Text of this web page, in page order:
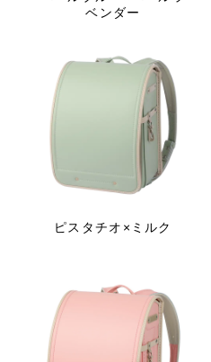
ベンダー
ピスタチオ×ミルク